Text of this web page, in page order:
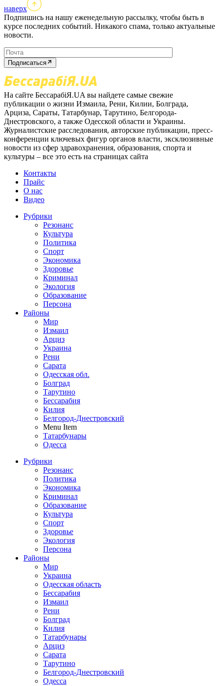
наверх
Подпишись на нашу еженедельную рассылку, чтобы быть в
курсе последних событий. Никакого спама, только актуальные
новости.
Подписаться
На сайте БессарабіЯ.UA вы найдете самые свежие
публикации о жизни Измаила, Рени, Килии, Болграда,
Арциза, Сараты, Татарбунар, Тарутино, Белгорода-
Днестровского, а также Одесской области и Украины.
Журналистские расследования, авторские публикации, пресс-
конференции ключевых фигур органов власти, эксклюзивные
новости из сфер здравохранения, образования, спорта и
культуры – все это есть на страницах сайта
Контакты
Прайс
О нас
Видео
Рубрики
Резонанс
Культура
Политика
Спорт
Экономика
Здоровье
Криминал
Экология
Образование
Персона
Районы
Мир
Измаил
Арциз
Украина
Рени
Сарата
Одесская обл.
Болград
Тарутино
Бессарабия
Килия
Белгород-Днестровский
Menu Item
Татарбунары
Одесса
Рубрики
Резонанс
Политика
Экономика
Криминал
Образование
Культура
Спорт
Здоровье
Экология
Персона
Районы
Мир
Украина
Одесская область
Бессарабия
Измаил
Рени
Болград
Килия
Татарбунары
Арциз
Сарата
Тарутино
Белгород-Днестровский
Одесса